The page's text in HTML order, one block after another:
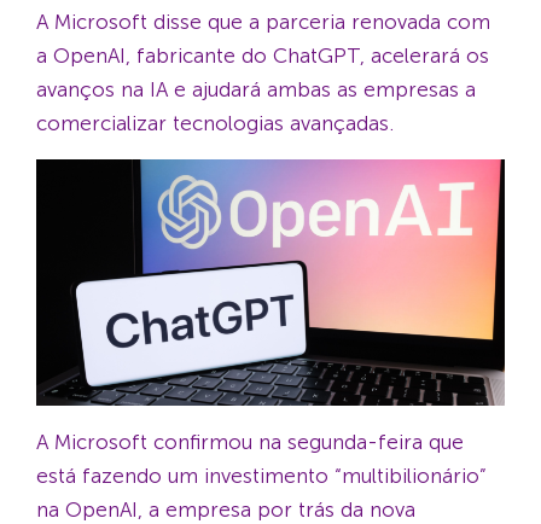
A Microsoft disse que a parceria renovada com
a OpenAI, fabricante do ChatGPT, acelerará os
avanços na IA e ajudará ambas as empresas a
comercializar tecnologias avançadas.
A Microsoft confirmou na segunda-feira que
está fazendo um investimento “multibilionário”
na OpenAI, a empresa por trás da nova